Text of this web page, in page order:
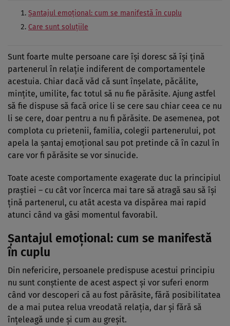
Şantajul emoţional: cum se manifestă în cuplu
Care sunt soluţiile
Sunt foarte multe persoane care îşi doresc să îşi ţină
partenerul în relaţie indiferent de comportamentele
acestuia. Chiar dacă văd că sunt înşelate, păcălite,
minţite, umilite, fac totul să nu fie părăsite. Ajung astfel
să fie dispuse să facă orice li se cere sau chiar ceea ce nu
li se cere, doar pentru a nu fi părăsite. De asemenea, pot
complota cu prietenii, familia, colegii partenerului, pot
apela la şantaj emoţional sau pot pretinde că în cazul în
care vor fi părăsite se vor sinucide.
Toate aceste comportamente exagerate duc la principiul
praştiei – cu cât vor încerca mai tare să atragă sau să îşi
ţină partenerul, cu atât acesta va dispărea mai rapid
atunci când va găsi momentul favorabil.
Şantajul emoţional: cum se manifestă
în cuplu
Din nefericire, persoanele predispuse acestui principiu
nu sunt conştiente de acest aspect şi vor suferi enorm
când vor descoperi că au fost părăsite, fără posibilitatea
de a mai putea relua vreodată relaţia, dar şi fără să
înţeleagă unde şi cum au greşit.